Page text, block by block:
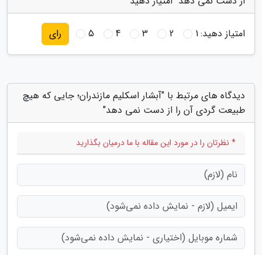
امتیاز دهید:1
2
3
4
5 رای
دیدگاه های مرتبط با "آبشار اسکلیم مازندران؛ جایی که هیچ
طبیعت گردی آن را از دست نمی دهد"
* نظرتان را در مورد این مقاله با ما درمیان بگذارید